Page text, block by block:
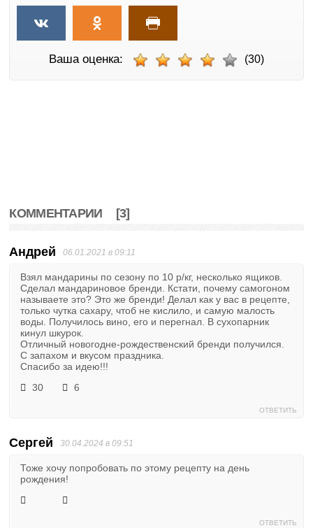
Ваша оценка: (30)
КОММЕНТАРИИ [3]
Андрей 06.01.2021 в 09:11
Взял мандарины по сезону по 10 р/кг, несколько ящиков.
Сделал мандариновое бренди. Кстати, почему самогоном
называете это? Это же бренди! Делал как у вас в рецепте,
только чутка сахару, чтоб не кислило, и самую малость
воды. Получилось вино, его и перегнал. В сухопарник
кинул шкурок.
Отличный новогодне-рождественский бренди получился.
С запахом и вкусом праздника.
Спасибо за идею!!!
30
6
ОТВЕТИТЬ
Сергей 30.04.2024 в 09:51
Тоже хочу попробовать по этому рецепту на день
рождения!
ОТВЕТИТЬ